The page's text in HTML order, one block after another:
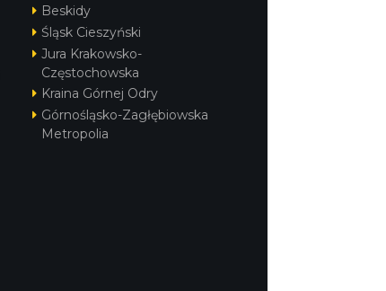
Beskidy
Śląsk Cieszyński
Jura Krakowsko-
Częstochowska
Kraina Górnej Odry
Górnośląsko-Zagłębiowska
Metropolia